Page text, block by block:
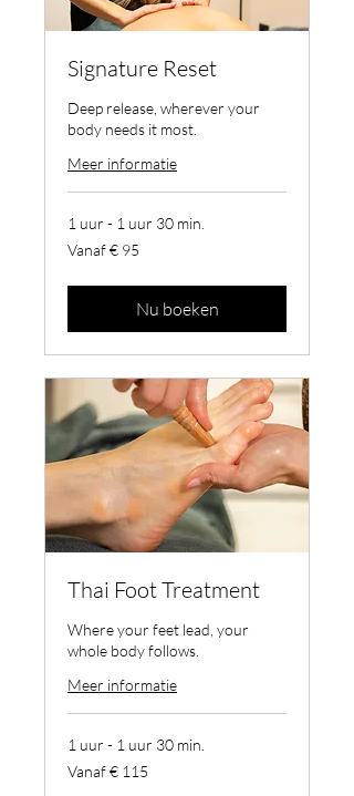
Signature Reset
Deep release, wherever your
body needs it most.
Meer informatie
1 uur - 1 uur 30 min.
Vanaf
95
Vanaf € 95
Nu boeken
Thai Foot Treatment
Where your feet lead, your
whole body follows.
Meer informatie
1 uur - 1 uur 30 min.
Vanaf
115
Vanaf € 115